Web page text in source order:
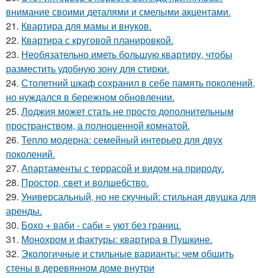
внимание своими деталями и смелыми акцентами.
21. Квартира для мамы и внуков.
22. Квартира с круговой планировкой.
23. Необязательно иметь большую квартиру, чтобы
разместить удобную зону для стирки.
24. Столетний шкаф сохранил в себе память поколений,
но нуждался в бережном обновлении.
25. Лоджия может стать не просто дополнительным
пространством, а полноценной комнатой.
26. Тепло модерна: семейный интерьер для двух
поколений.
27. Апартаменты с террасой и видом на природу.
28. Простор, свет и волшебство.
29. Универсальный, но не скучный: стильная двушка для
аренды.
30. Бохо + ваби - саби = уют без границ.
31. Монохром и фактуры: квартира в Пушкине.
32. Экологичные и стильные варианты: чем обшить
стены в деревянном доме внутри